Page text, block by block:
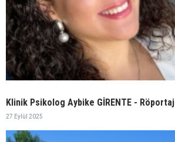
Klinik Psikolog Aybike GİRENTE - Röportaj
27 Eylül 2025